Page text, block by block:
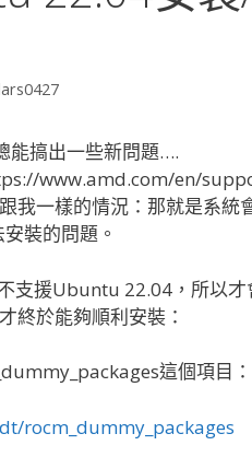
能搞出一些新問題….
www.amd.com/en/
我一樣的情況：那就是系
裝的問題。
支援Ubuntu 22.04，所以
終於能夠順利安裝：
這個項目：
rocm_dummy_packages